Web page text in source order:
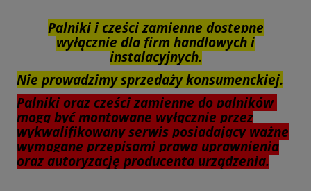
Palniki i części zamienne dostępne
wyłącznie dla firm handlowych i
instalacyjnych.
Nie prowadzimy sprzedaży konsumenckiej.
Palniki oraz części zamienne do palników
mogą być montowane wyłącznie przez
wykwalifikowany serwis posiadający ważne
wymagane przepisami prawa uprawnienia
oraz autoryzację producenta urządzenia.